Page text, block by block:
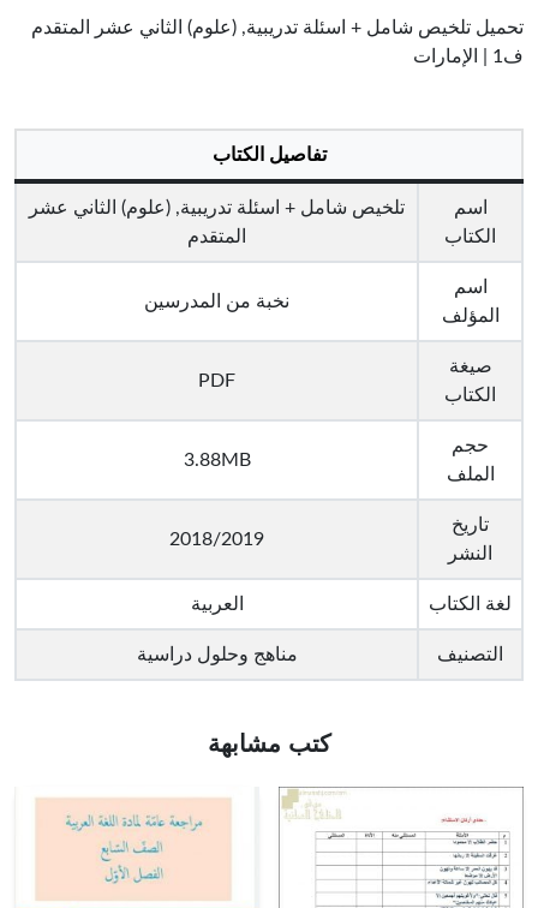
تحميل تلخيص شامل + اسئلة تدريبية, (علوم) الثاني عشر المتقدم
ف1 | الإمارات
تفاصيل الكتاب
اسم
الكتاب
تلخيص شامل + اسئلة تدريبية, (علوم) الثاني عشر
المتقدم
اسم
المؤلف
نخبة من المدرسين
صيغة
الكتاب
PDF
حجم
الملف
3.88MB
تاريخ
النشر
2018/2019
لغة الكتاب العربية
التصنيف مناهج وحلول دراسية
كتب مشابهة